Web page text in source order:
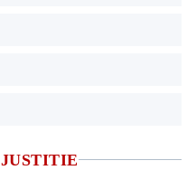
JUSTITIE